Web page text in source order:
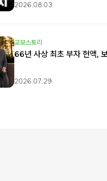
2026.08.03
교보스토리
66년 사상 최초 부자 헌액,
2026.07.29